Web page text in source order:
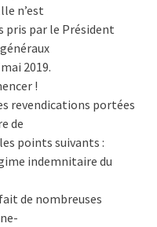
n’est
pris par le Président
2019.
!
revendications portées
de
points suivants :
indemnitaire du
de nombreuses